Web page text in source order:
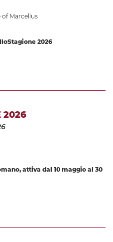
of Marcellus
Stagione 2026
2026
attiva dal 10 maggio al 30